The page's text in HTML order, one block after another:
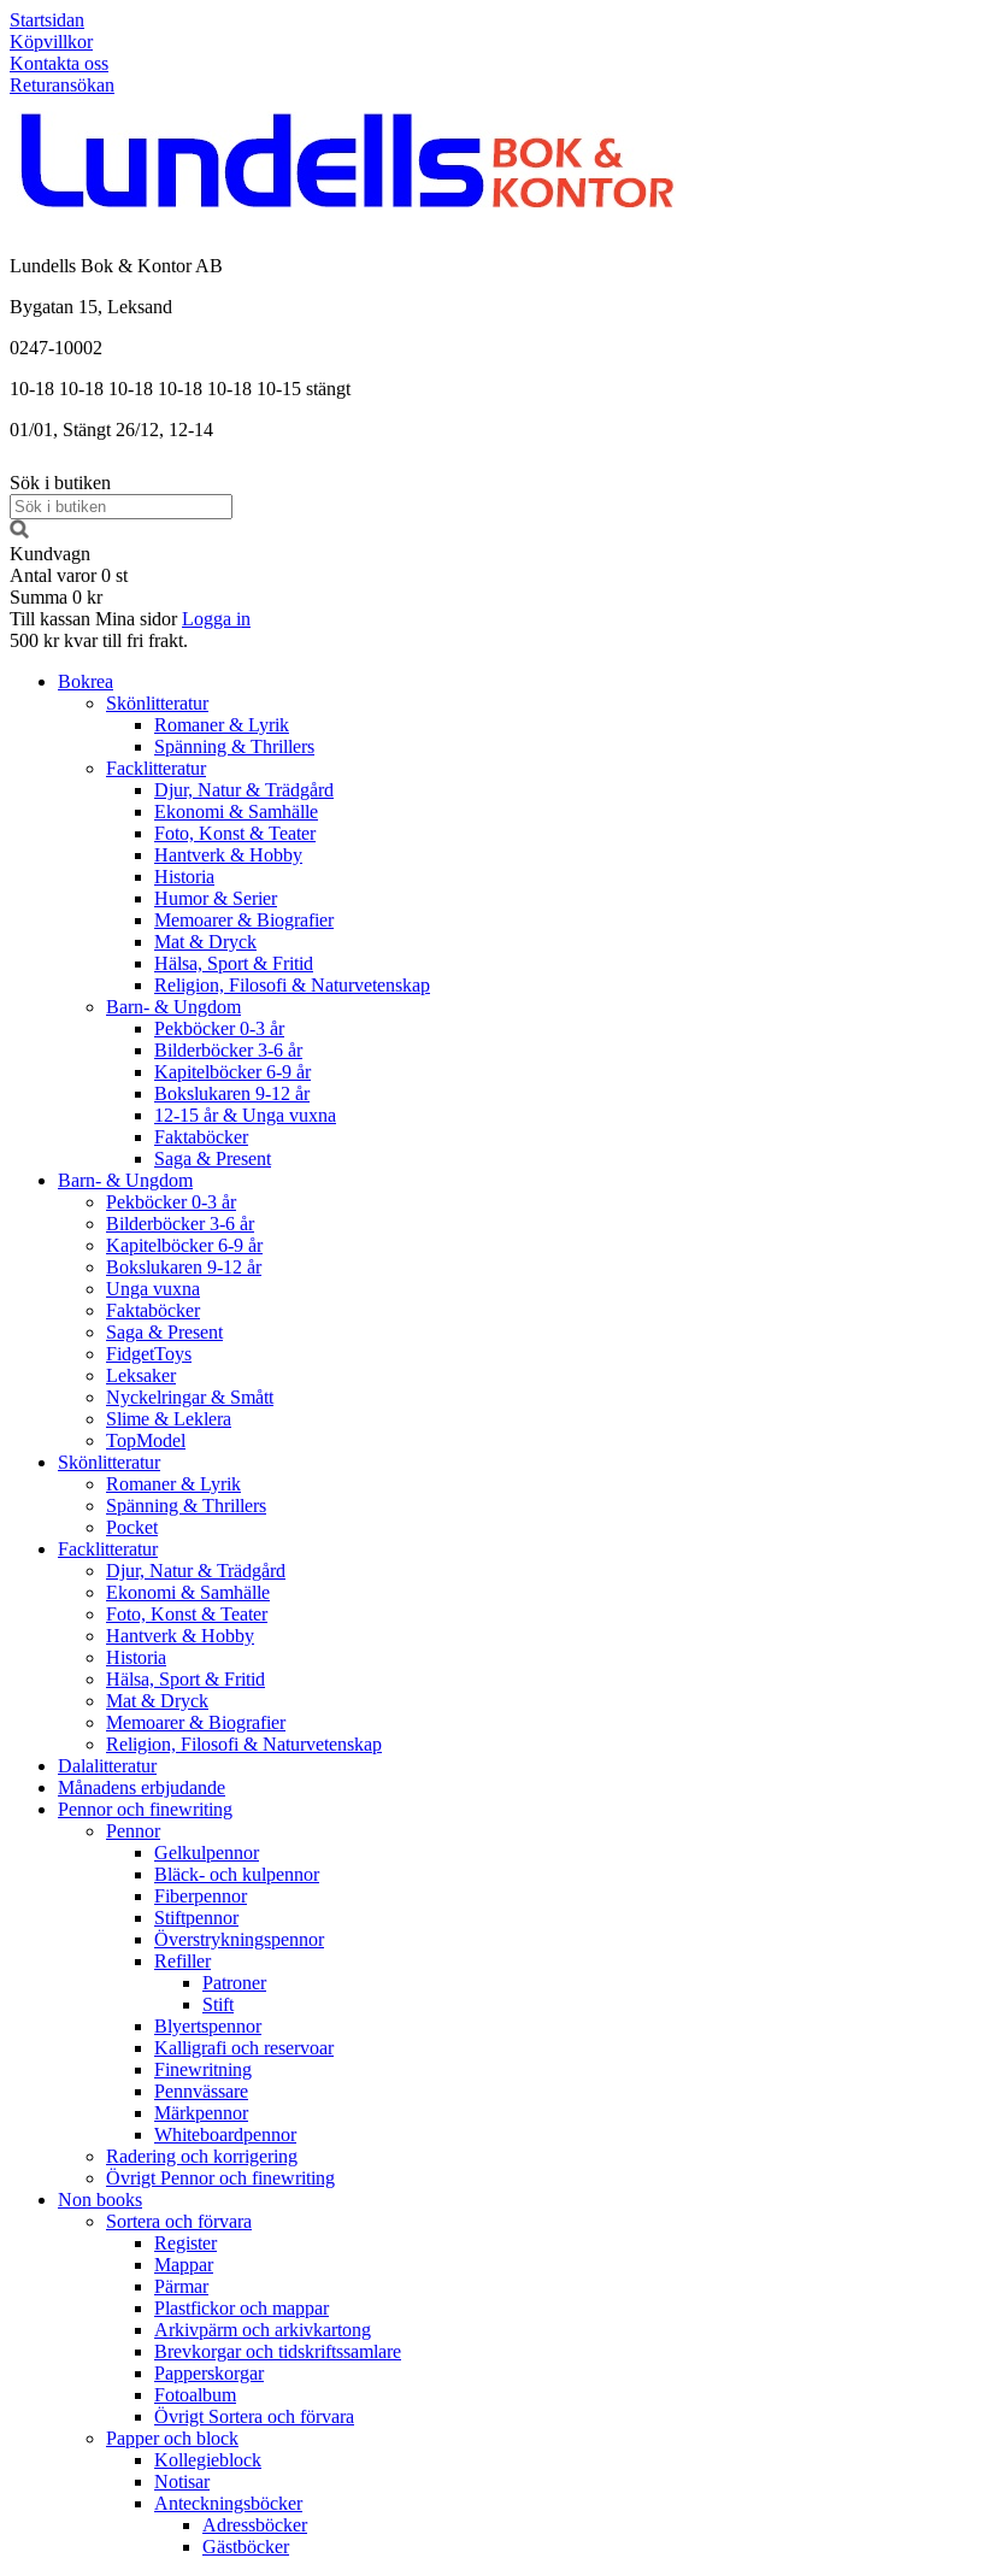
Startsidan
Köpvillkor
Kontakta oss
Returansökan
Lundells Bok & Kontor AB
Bygatan 15, Leksand
0247-10002
10-18 10-18 10-18 10-18 10-18 10-15 stängt
01/01, Stängt 26/12, 12-14
Sök i butiken
Kundvagn
Antal varor 0 st
Summa 0 kr
Till kassan Mina sidor Logga in
500 kr kvar till fri frakt.
Bokrea
Skönlitteratur
Romaner & Lyrik
Spänning & Thrillers
Facklitteratur
Djur, Natur & Trädgård
Ekonomi & Samhälle
Foto, Konst & Teater
Hantverk & Hobby
Historia
Humor & Serier
Memoarer & Biografier
Mat & Dryck
Hälsa, Sport & Fritid
Religion, Filosofi & Naturvetenskap
Barn- & Ungdom
Pekböcker 0-3 år
Bilderböcker 3-6 år
Kapitelböcker 6-9 år
Bokslukaren 9-12 år
12-15 år & Unga vuxna
Faktaböcker
Saga & Present
Barn- & Ungdom
Pekböcker 0-3 år
Bilderböcker 3-6 år
Kapitelböcker 6-9 år
Bokslukaren 9-12 år
Unga vuxna
Faktaböcker
Saga & Present
FidgetToys
Leksaker
Nyckelringar & Smått
Slime & Leklera
TopModel
Skönlitteratur
Romaner & Lyrik
Spänning & Thrillers
Pocket
Facklitteratur
Djur, Natur & Trädgård
Ekonomi & Samhälle
Foto, Konst & Teater
Hantverk & Hobby
Historia
Hälsa, Sport & Fritid
Mat & Dryck
Memoarer & Biografier
Religion, Filosofi & Naturvetenskap
Dalalitteratur
Månadens erbjudande
Pennor och finewriting
Pennor
Gelkulpennor
Bläck- och kulpennor
Fiberpennor
Stiftpennor
Överstrykningspennor
Refiller
Patroner
Stift
Blyertspennor
Kalligrafi och reservoar
Finewritning
Pennvässare
Märkpennor
Whiteboardpennor
Radering och korrigering
Övrigt Pennor och finewriting
Non books
Sortera och förvara
Register
Mappar
Pärmar
Plastfickor och mappar
Arkivpärm och arkivkartong
Brevkorgar och tidskriftssamlare
Papperskorgar
Fotoalbum
Övrigt Sortera och förvara
Papper och block
Kollegieblock
Notisar
Anteckningsböcker
Adressböcker
Gästböcker